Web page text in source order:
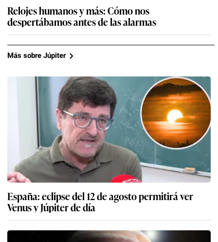
Relojes humanos y más: Cómo nos
despertábamos antes de las alarmas
Más sobre Júpiter
España: eclipse del 12 de agosto permitirá ver
Venus y Júpiter de día